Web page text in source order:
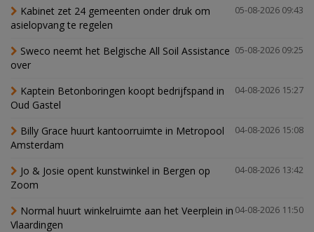
05-08-2026 09:43
Kabinet zet 24 gemeenten onder druk om
asielopvang te regelen
05-08-2026 09:25
Sweco neemt het Belgische All Soil Assistance
over
04-08-2026 15:27
Kaptein Betonboringen koopt bedrijfspand in
Oud Gastel
04-08-2026 15:08
Billy Grace huurt kantoorruimte in Metropool
Amsterdam
04-08-2026 13:42
Jo & Josie opent kunstwinkel in Bergen op
Zoom
04-08-2026 11:50
Normal huurt winkelruimte aan het Veerplein in
Vlaardingen